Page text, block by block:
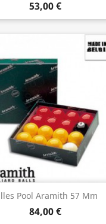
53,00 €
Pool Aramith 57 Mm
84,00 €
Aperçu rapide